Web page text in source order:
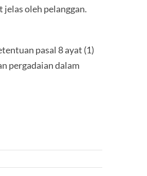
oleh pelanggan.
pasal 8 ayat (1)
pergadaian dalam